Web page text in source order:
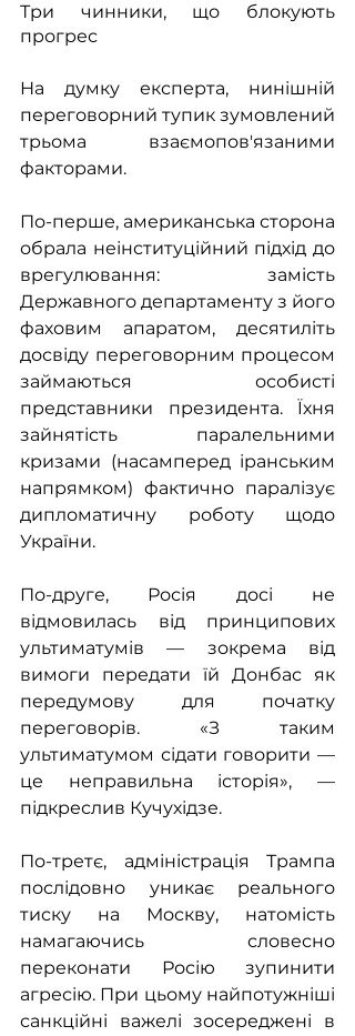
Три чинники, що блокують
прогрес
На думку експерта, нинішній
переговорний тупик зумовлений
трьома взаємопов'язаними
факторами.
По-перше, американська сторона
обрала неінституційний підхід до
врегулювання: замість
Державного департаменту з його
фаховим апаратом, десятиліть
досвіду переговорним процесом
займаються особисті
представники президента. Їхня
зайнятість паралельними
кризами (насамперед іранським
напрямком) фактично паралізує
дипломатичну роботу щодо
України.
По-друге, Росія досі не
відмовилась від принципових
ультиматумів — зокрема від
вимоги передати їй Донбас як
передумову для початку
переговорів. «З таким
ультиматумом сідати говорити —
це неправильна історія», —
підкреслив Кучухідзе.
По-третє, адміністрація Трампа
послідовно уникає реального
тиску на Москву, натомість
намагаючись словесно
переконати Росію зупинити
агресію. При цьому найпотужніші
санкційні важелі зосереджені в